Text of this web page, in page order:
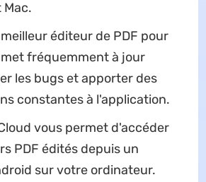
Mac.
éditeur de PDF pour
fréquemment à jour
les bugs et apporter des
constantes à l'application.
vous permet d'accéder
PDF édités depuis un
sur votre ordinateur.